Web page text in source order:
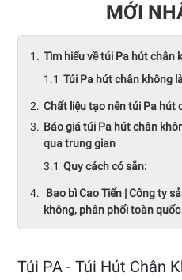
MỚI
Tìm hiểu về túi Pa hút chân
Túi Pa hút chân không
Chất liệu tạo nên túi Pa hút
Báo giá túi Pa hút chân
qua trung gian
Quy cách có sẵn:
Bao bì Cao Tiến | Công ty
không, phân phối toàn quốc
Túi PA - Túi Hút Chân